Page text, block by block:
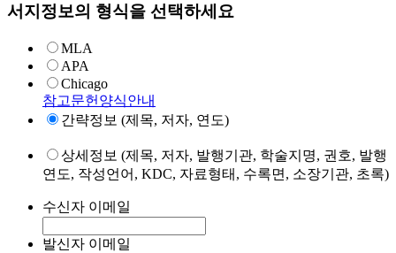
서지정보의 형식을 선택하세요
MLA
APA
Chicago
참고문헌양식안내
간략정보 (제목, 저자, 연도)
상세정보 (제목, 저자, 발행기관, 학술지명, 권호, 발행
연도, 작성언어, KDC, 자료형태, 수록면, 소장기관, 초록)
수신자 이메일
발신자 이메일